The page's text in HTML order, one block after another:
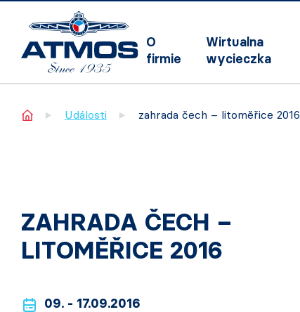
O
firmie
Wirtualna
wycieczka
Home Události zahrada čech – litoměřice 2016
ZAHRADA ČECH –
LITOMĚŘICE 2016
09. - 17.09.2016